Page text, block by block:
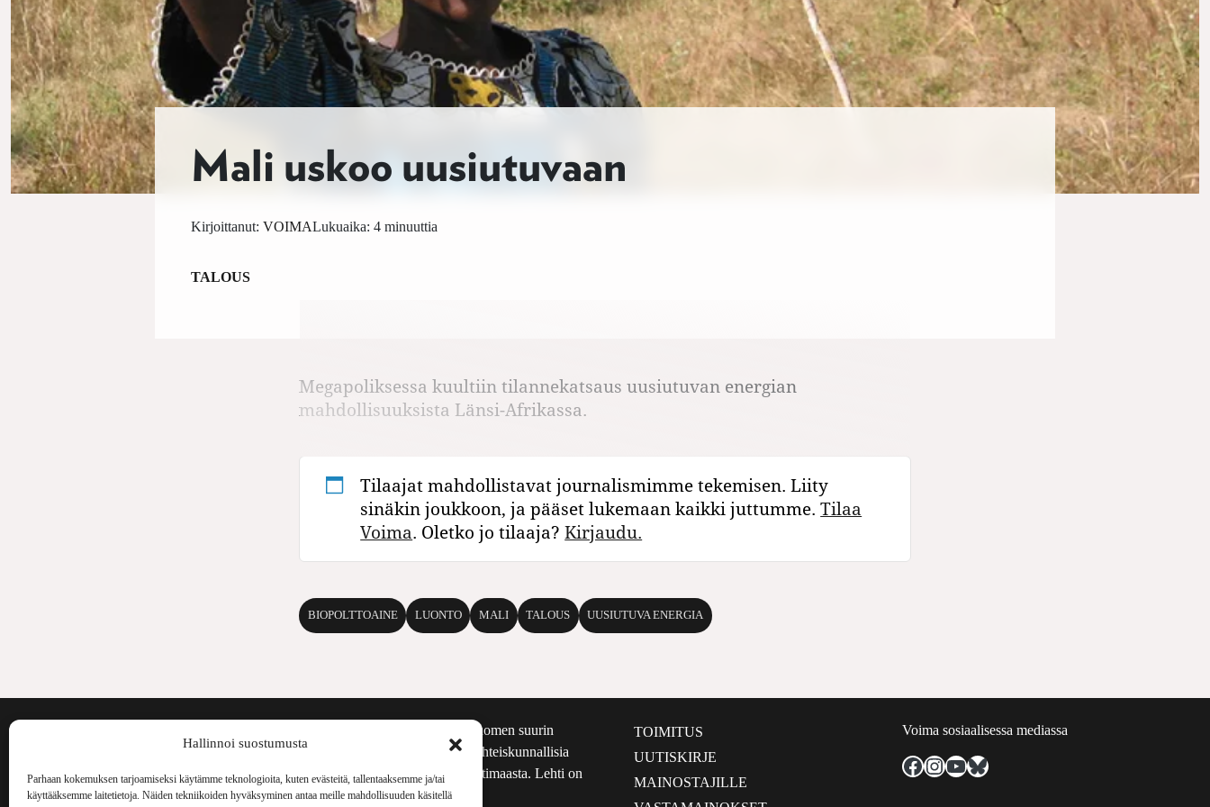
Hallinnoi suostumusta
Parhaan kokemuksen tarjoamiseksi käytämme teknologioita, kuten evästeitä, tallentaaksemme ja/tai
käyttääksemme laitetietoja. Näiden tekniikoiden hyväksyminen antaa meille mahdollisuuden käsitellä
Mali uskoo uusiutuvaan
Kirjoittanut: VOIMALukuaika: 4 minuuttia
TALOUS
Megapoliksessa kuultiin tilannekatsaus uusiutuvan energian
mahdollisuuksista Länsi-Afrikassa.
Tilaajat mahdollistavat journalismimme tekemisen. Liity
sinäkin joukkoon, ja pääset lukemaan kaikki juttumme.Tilaa
Voima. Oletko jo tilaaja?Kirjaudu.
BIOPOLTTOAINE LUONTO MALI TALOUS UUSIUTUVA ENERGIA
Voima Kustannus
Voima on painosmäärältään Suomen suurin
kulttuurilehti. Se nostaa esiin yhteiskunnallisia
aiheita niin maailmalta kuin kotimaasta. Lehti on
ilmestynyt vuodesta 1999.
TOIMITUS
UUTISKIRJE
MAINOSTAJILLE
Voima sosiaalisessa mediassa
Facebook
Instagram
YouTube
Bluesky